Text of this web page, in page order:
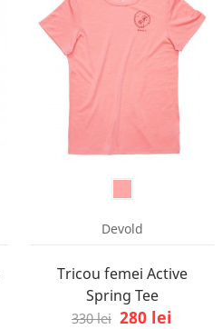
Devold
Tricou femei Active
Spring Tee
330 lei 280 lei